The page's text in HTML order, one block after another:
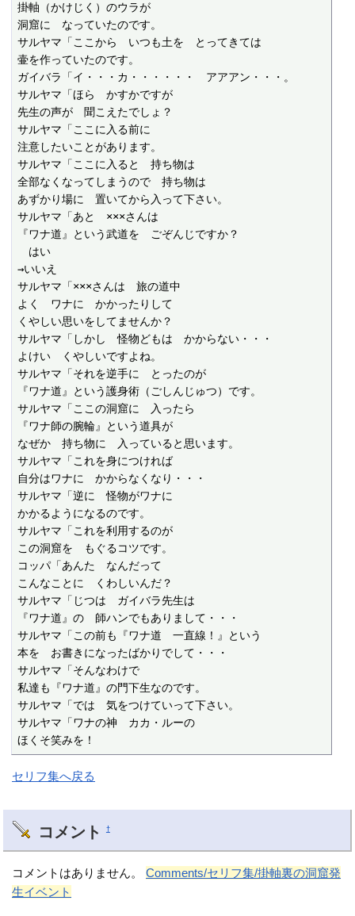
掛軸（かけじく）のウラが
洞窟に　なっていたのです。
サルヤマ「ここから　いつも土を　とってきては
壷を作っていたのです。
ガイバラ「イ・・・カ・・・・・・　アアアン・・・。
サルヤマ「ほら　かすかですが
先生の声が　聞こえたでしょ？
サルヤマ「ここに入る前に
注意したいことがあります。
サルヤマ「ここに入ると　持ち物は
全部なくなってしまうので　持ち物は
あずかり場に　置いてから入って下さい。
サルヤマ「あと　×××さんは
『ワナ道』という武道を　ごぞんじですか？
はい
→いいえ
サルヤマ「×××さんは　旅の道中
よく　ワナに　かかったりして
くやしい思いをしてませんか？
サルヤマ「しかし　怪物どもは　かからない・・・
よけい　くやしいですよね。
サルヤマ「それを逆手に　とったのが
『ワナ道』という護身術（ごしんじゅつ）です。
サルヤマ「ここの洞窟に　入ったら
『ワナ師の腕輪』という道具が
なぜか　持ち物に　入っていると思います。
サルヤマ「これを身につければ
自分はワナに　かからなくなり・・・
サルヤマ「逆に　怪物がワナに
かかるようになるのです。
サルヤマ「これを利用するのが
この洞窟を　もぐるコツです。
コッパ「あんた　なんだって
こんなことに　くわしいんだ？
サルヤマ「じつは　ガイバラ先生は
『ワナ道』の　師ハンでもありまして・・・
サルヤマ「この前も『ワナ道　一直線！』という
本を　お書きになったばかりでして・・・
サルヤマ「そんなわけで
私達も『ワナ道』の門下生なのです。
サルヤマ「では　気をつけていって下さい。
サルヤマ「ワナの神　カカ・ルーの
ほくそ笑みを！
セリフ集へ戻る
コメント †
コメントはありません。Comments/セリフ集/掛軸裏の洞窟発
生イベント